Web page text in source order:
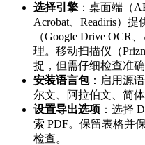
选择引擎 ：桌面端（
Acrobat、Readiris）
（Google Drive OCR
理。移动扫描仪（
捉，但需仔细检查准确
安装语言包：启用源
尔文、阿拉伯文、简
设置导出选项 ：选择
索 PDF。保留表格并
检查。